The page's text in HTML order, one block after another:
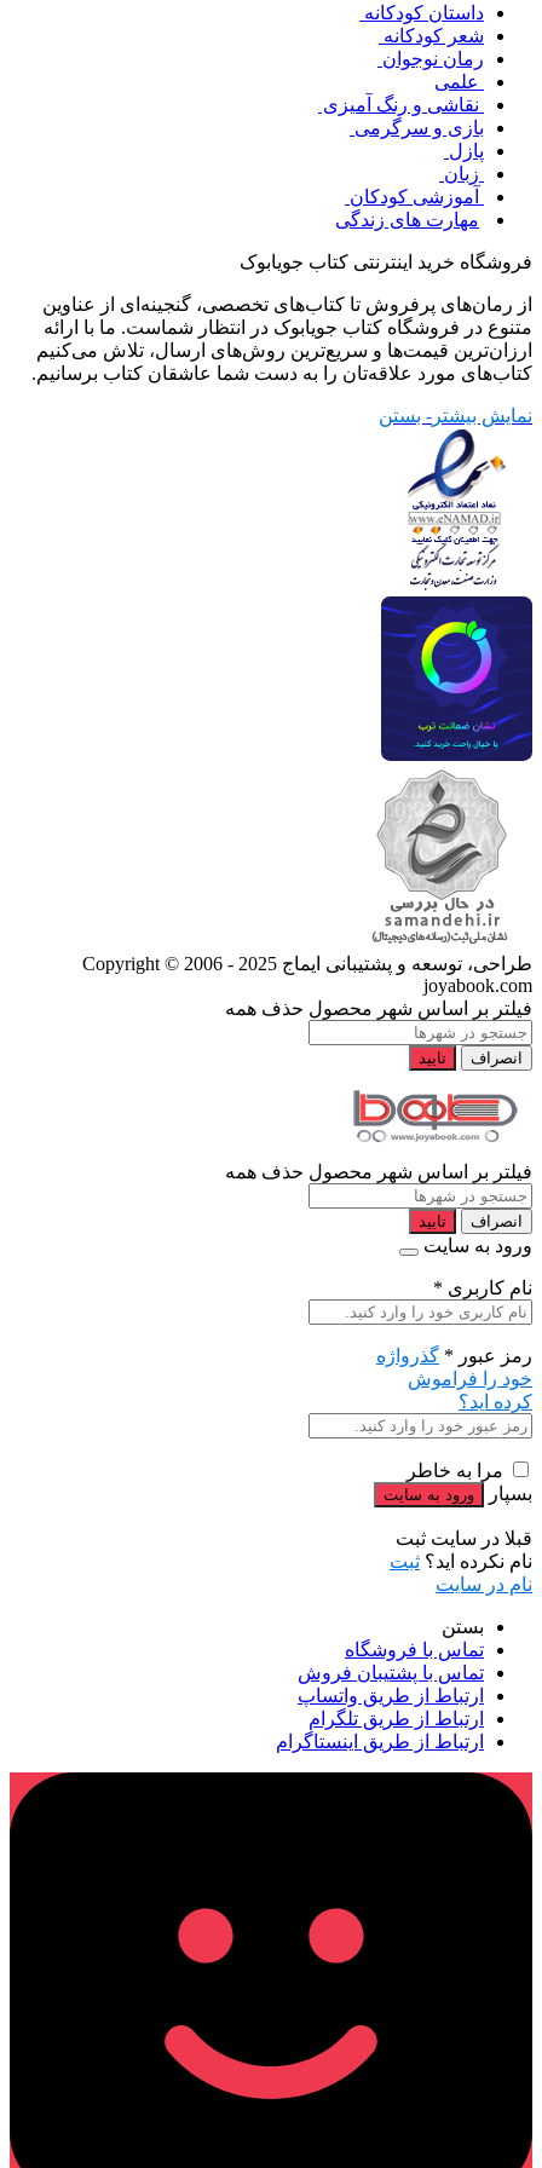
داستان کودکانه
شعر کودکانه
رمان نوجوان
علمی
نقاشی و رنگ آمیزی
بازی و سرگرمی
پازل
زبان
آموزشی کودکان
مهارت های زندگی
فروشگاه خرید اینترنتی کتاب جویابوک
از رمان‌های پرفروش تا کتاب‌های تخصصی، گنجینه‌ای از عناوین
متنوع در فروشگاه کتاب جویابوک در انتظار شماست. ما با ارائه
ارزان‌ترین قیمت‌ها و سریع‌ترین روش‌های ارسال، تلاش می‌کنیم
کتاب‌های مورد علاقه‌تان را به دست شما عاشقان کتاب برسانیم.
نمایش بیشتر - بستن
طراحی، توسعه و پشتیبانی ایماج Copyright © 2006 - 2025
joyabook.com
فیلتر بر اساس شهر محصول حذف همه
انصراف تایید
فیلتر بر اساس شهر محصول حذف همه
انصراف تایید
ورود به سایت
نام کاربری *
رمز عبور * گذرواژه
خود را فراموش
کرده اید؟
مرا به خاطر
بسپار
قبلا در سایت ثبت
نام نکرده اید؟ ثبت
نام در سایت
بستن
تماس با فروشگاه
تماس با پشتیبان فروش
ارتباط از طریق واتساپ
ارتباط از طریق تلگرام
ارتباط از طریق اینستاگرام